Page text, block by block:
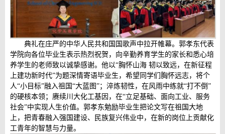
典礼在庄严的中华人民共和国国歌声中拉开帷幕。郭孝东代表
学院向各位毕业生表示热烈祝贺，向辛勤养育学生的家长和悉心培
养学生的老师致以诚挚感谢。他以“胸怀山海 韧以致远，在新征程
上建功新时代”为题深情寄语毕业生，希望同学们胸怀远志，将个
人“小目标”融入祖国“大蓝图”；淬炼韧性，在风雨中练就“打不倒”
的硬核本领；赓续川大化工基因，在“立足基础、面向工业、服务
社会”中实现人生价值。郭孝东勉励毕业生把论文写在祖国大地
上，把青春融入强国建设、民族复兴伟业中，在新的岗位上贡献化
工青年的智慧与力量。